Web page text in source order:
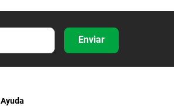
Enviar
Ayuda